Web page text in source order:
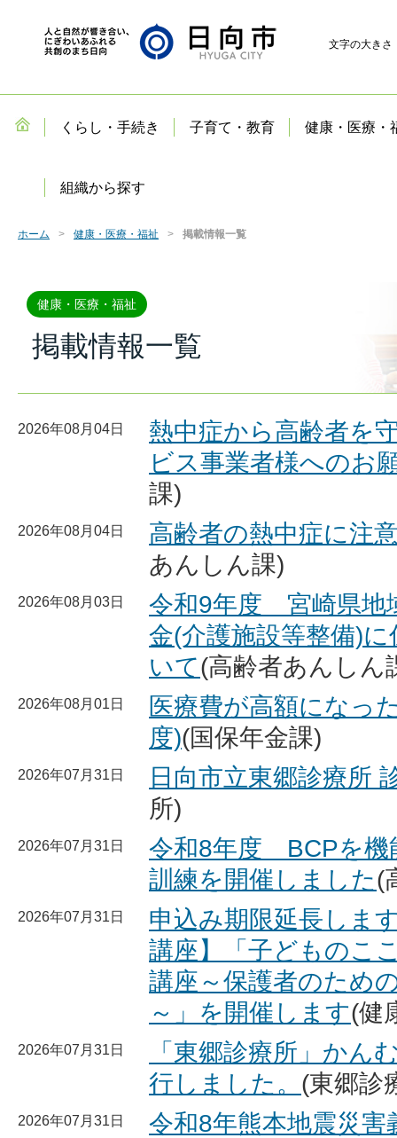
文字の大きさ
くらし・手続き 子育て・教育 健康・医療・
組織から探す
ホーム 健康・医療・福祉 掲載情報一覧
健康・医療・福祉
掲載情報一覧
2026年08月04日
熱中症から高齢者を
ビス事業者様へのお
課)
2026年08月04日
高齢者の熱中症に注
あんしん課)
2026年08月03日
令和9年度 宮崎県地
金(介護施設等整備)
いて(高齢者あんしん
2026年08月01日
医療費が高額になっ
度)(国保年金課)
2026年07月31日
日向市立東郷診療所
所)
2026年07月31日
令和8年度 BCPを機
訓練を開催しました(
2026年07月31日
申込み期限延長しま
講座】「子どものこ
講座～保護者のため
～」を開催します(健
2026年07月31日
「東郷診療所」かん
行しました。 (東郷診
2026年07月31日
令和8年熊本地震災